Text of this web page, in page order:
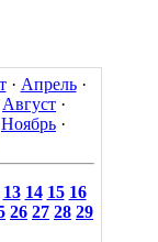
· Апрель·
Август ·
Ноябрь ·
13 14 15 16
26 27 28 29